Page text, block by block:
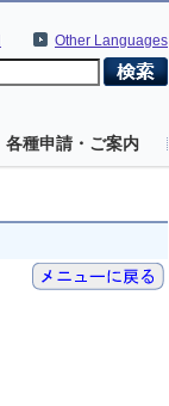
Other Languages
各種申請・ご案内